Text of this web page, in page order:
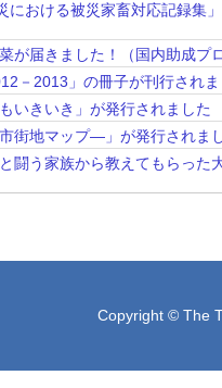
おける被災家畜対応記録集
が届きました！（国内助成プ
－2013」の冊子が刊行され
いきいき」が発行されました
街地マップ―」が発行されま
闘う家族から教えてもらった
Copyright © The